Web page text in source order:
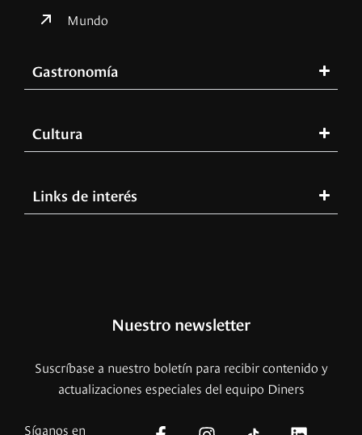
Mundo
Gastronomía
Cultura
Links de interés
Nuestro newsletter
Suscríbase a nuestro boletín para recibir contenido y
actualizaciones especiales del equipo Diners
Síganos en